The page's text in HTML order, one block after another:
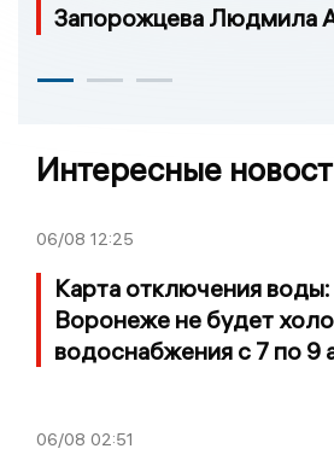
Запорожцева Людмила
Интересные
06/08 12:25
Карта отключения воды:
Воронеже не будет
водоснабжения с 7 по 9
06/08 02:51